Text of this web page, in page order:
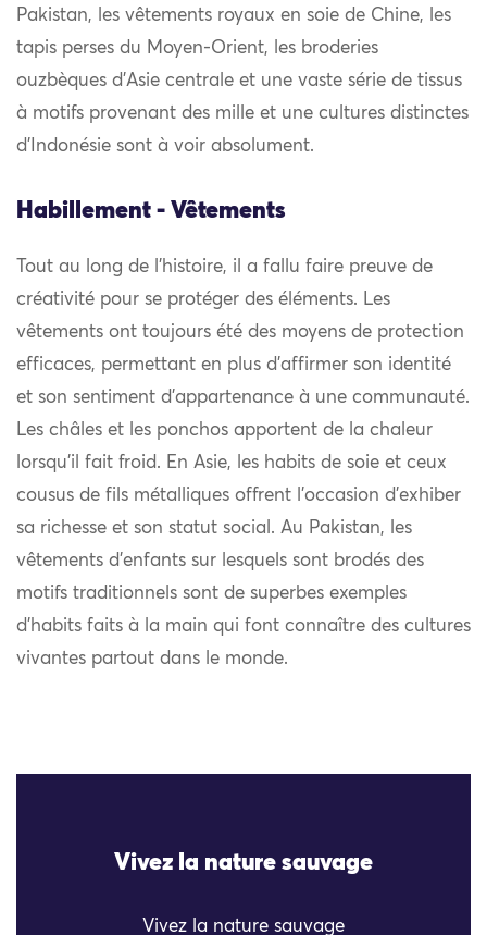
Pakistan, les vêtements royaux en soie de Chine, les
tapis perses du Moyen-Orient, les broderies
ouzbèques d’Asie centrale et une vaste série de tissus
à motifs provenant des mille et une cultures distinctes
d’Indonésie sont à voir absolument.
Habillement - Vêtements
Tout au long de l’histoire, il a fallu faire preuve de
créativité pour se protéger des éléments. Les
vêtements ont toujours été des moyens de protection
efficaces, permettant en plus d’affirmer son identité
et son sentiment d’appartenance à une communauté.
Les châles et les ponchos apportent de la chaleur
lorsqu’il fait froid. En Asie, les habits de soie et ceux
cousus de fils métalliques offrent l’occasion d’exhiber
sa richesse et son statut social. Au Pakistan, les
vêtements d’enfants sur lesquels sont brodés des
motifs traditionnels sont de superbes exemples
d’habits faits à la main qui font connaître des cultures
vivantes partout dans le monde.
Vivez la nature sauvage
Vivez la nature sauvage